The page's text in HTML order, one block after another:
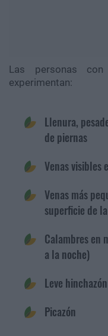
Las personas con
experimentan:
Llenura,
de piernas
Venas visibles
Venas más
superficie de
Calambres en
a la noche)
Leve
Picazón